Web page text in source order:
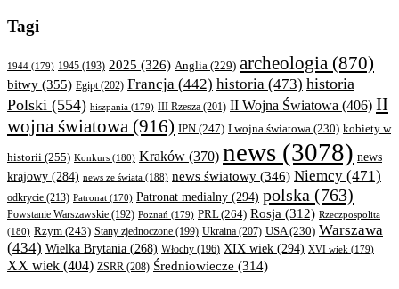
Tagi
1944 (179) 1945 (193) 2025 (326) Anglia (229) archeologia (870)
bitwy (355) Egipt(202) Francja (442) historia (473) historia
Polski (554) hiszpania (179) III Rzesza (201) II Wojna Światowa (406) II
wojna światowa (916) IPN (247) I wojna światowa (230) kobiety w
historii (255) Konkurs (180) Kraków (370) news (3078) news
krajowy (284) news ze świata (188) news światowy (346) Niemcy (471)
odkrycie (213) Patronat (170) Patronat medialny (294) polska (763)
Powstanie Warszawskie (192) Poznań (179) PRL(264) Rosja (312) Rzeczpospolita
(180) Rzym (243) Stany zjednoczone (199) Ukraina (207) USA(230) Warszawa
(434) Wielka Brytania (268) Włochy (196) XIX wiek (294) XVI wiek (179)
XX wiek (404) ZSRR (208) Średniowiecze (314)